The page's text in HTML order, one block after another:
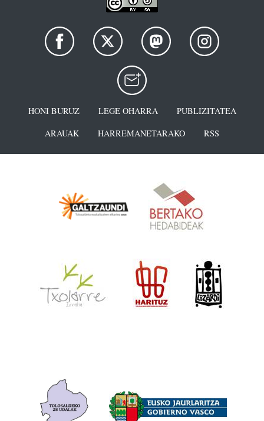
HONI BURUZ LEGE OHARRA
PUBLIZITATEA
ARAUAK
HARREMANETARAKO RSS